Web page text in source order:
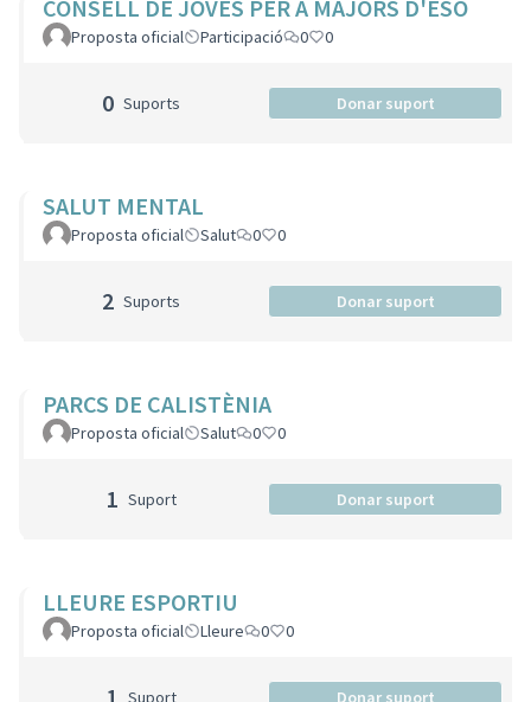
CONSELL DE JOVES PER A MAJORS D'ESO
Proposta oficial Participació 0 0
0 Suports Donar suport
SALUT MENTAL
Proposta oficial Salut 0 0
2 Suports Donar suport
PARCS DE CALISTÈNIA
Proposta oficial Salut 0 0
1 Suport Donar suport
LLEURE ESPORTIU
Proposta oficial Lleure 0 0
Suport Donar suport